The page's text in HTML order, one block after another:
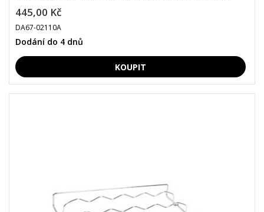
445,00 Kč
DA67-02110A
Dodání do 4 dnů